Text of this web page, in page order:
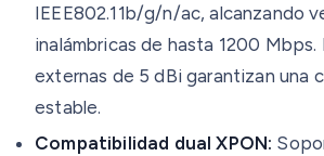
IEEE802.11b/g/n/ac, alcanzando
inalámbricas de hasta 1200 Mbps.
externas de 5 dBi garantizan una
estable.
Compatibilidad dual XPON: